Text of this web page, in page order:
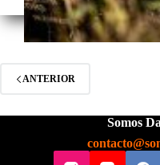
ANTERIOR
Somos